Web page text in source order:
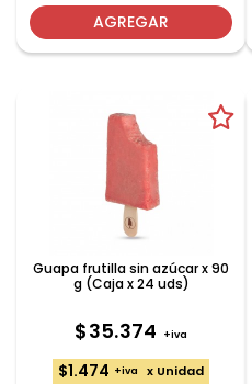
AGREGAR
Guapa frutilla sin azúcar x 90
g (Caja x 24 uds)
$35.374 +iva
$1.474 +iva x Unidad